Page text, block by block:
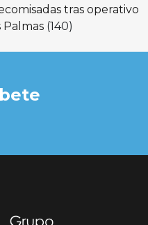
tras operativo
Palmas (140)